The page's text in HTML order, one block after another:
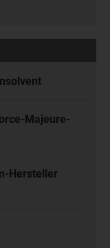
Majeure-
Hersteller